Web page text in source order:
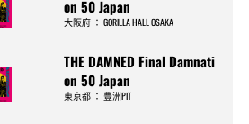
on 50 Japan
大阪府 ：GORILLA HALL OSAKA
THE DAMNED Final Damnati
on 50 Japan
東京都 ：豊洲PIT